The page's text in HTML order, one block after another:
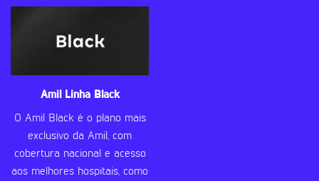
Amil Linha Black
O Amil Black é o plano mais
exclusivo da Amil, com
cobertura nacional e acesso
aos melhores hospitais, como